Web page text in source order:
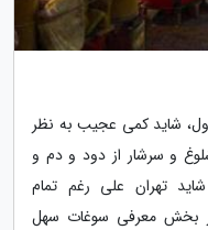
شاید کمی عجیب به نظر
و سرشار از دود و دم و
تهران علی رغم تمام
بخش معرفی سوغات سهل